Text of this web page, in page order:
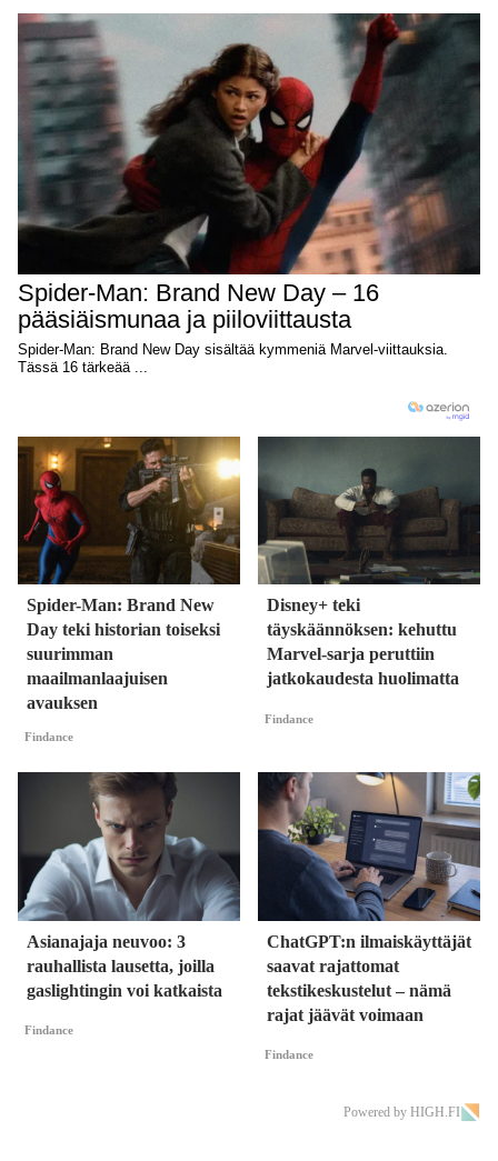
Spider-Man: Brand New
Day teki historian toiseksi
suurimman
maailmanlaajuisen
avauksen
Findance
Disney+ teki
täyskäännöksen: kehuttu
Marvel-sarja peruttiin
jatkokaudesta huolimatta
Findance
Asianajaja neuvoo: 3
rauhallista lausetta, joilla
gaslightingin voi katkaista
Findance
ChatGPT:n ilmaiskäyttäjät
saavat rajattomat
tekstikeskustelut – nämä
rajat jäävät voimaan
Findance
Powered by HIGH.FI